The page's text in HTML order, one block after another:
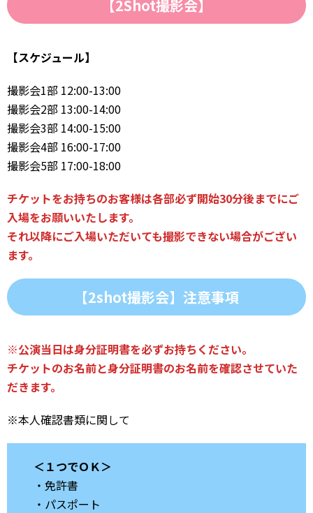
【2Shot撮影会】
【スケジュール】
撮影会1部 12:00-13:00
撮影会2部 13:00-14:00
撮影会3部 14:00-15:00
撮影会4部 16:00-17:00
撮影会5部 17:00-18:00
チケットをお持ちのお客様は各部必ず開始30分後までにご
入場をお願いいたします。
それ以降にご入場いただいても撮影できない場合がござい
ます。
【2shot撮影会】注意事項
※公演当日は身分証明書を必ずお持ちください。
チケットのお名前と身分証明書のお名前を確認させていた
だきます。
※本人確認書類に関して
＜１つでＯＫ＞
・免許書
・パスポート